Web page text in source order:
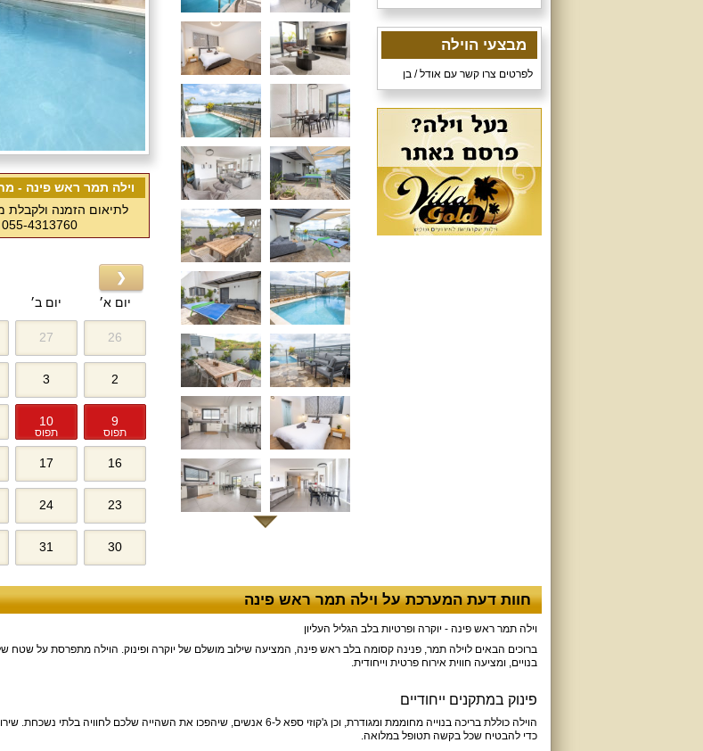
מבצעי הוילה
לפרטים צרו קשר עם אודל / בן
וילה תמר ראש פינה -
לתיאום הזמנה ולקבלת
055-4313760
יום א׳ יום ב׳
26
27
2
3
9
תפוס
10
תפוס
16
17
23
24
30
31
❮
חוות דעת המערכת על וילה תמר ראש פינה
וילה תמר ראש פינה - יוקרה ופרטיות בלב הגליל העליון
בנויים, ומציעה חווית אירוח פרטית וייחודית.
פינוק במתקנים ייחודיים
הוילה כוללת בריכה בנוייה מחוממת ומגודרת, וכן ג'קוזי ספא ל-6 אנשים, שיהפכו את השהייה שלכם
כדי להבטיח שכל בקשה תטופל במלואה.